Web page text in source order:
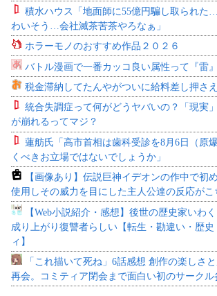
積水ハウス「地面師に55億円騙し取られた
わいそう…会社滅茶苦茶やろなぁ」
ホラーモノのおすすめ作品２０２６
バトル漫画で一番カッコ良い属性って『雷
税金滞納してたんやがついに給料差し押さ
統合失調症って何がどうヤバいの？「現実
が崩れるってマジ？
蓮舫氏「高市首相は歯科受診を8月6日（原
くべきお立場ではないでしょうか」
【画像あり】伝説巨神イデオンの作中で初
使用しその威力を目にした主人公達の反応がこ
【Web小説紹介・感想】後世の歴史家いわ
成り上がり復讐者らしい【転生・勘違い・歴
ィ】
「これ描いて死ね」6話感想 創作の楽しさ
再会。コミティア閉会まで面白い初のサークル